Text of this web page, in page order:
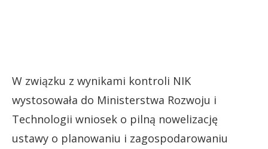
W związku z wynikami kontroli NIK
wystosowała do Ministerstwa Rozwoju i
Technologii wniosek o pilną nowelizację
ustawy o planowaniu i zagospodarowaniu